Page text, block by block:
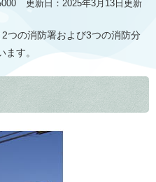
更新日：2025年3月13日更新
つの消防署および3つの消防分
す。